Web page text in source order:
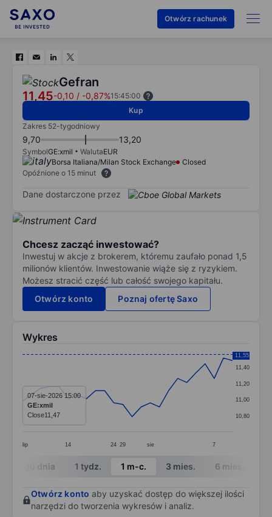
Otwórz rachunek
Gefran
11,45-0,10 / -0,87%15:45:00
Kup
Zakres 52-tygodniowy
9,70 13,20
SymbolGE:xmil WalutaEUR
Borsa Italiana/Milan Stock Exchange
Closed
Opóźnione o 15 minut
Dane dostarczone przez
Chcesz zacząć inwestować?
Inwestuj w akcje z brokerem, któremu zaufało ponad 1,5
milionów klientów. Inwestowanie wiąże się z ryzykiem.
Możesz stracić część lub całość swojego kapitału.
Otwórz konto
Poznaj ofertę Saxo
Wykres
The chart has 1 X axis displaying categories.
The chart has 1 Y axis displaying values. Data ranges
lip 14 24 29 sie 7
10,80
11,00
11,20
11,40
11,55
07-sie-2026 15:00
GE:xmil
Close11,47
End of interactive chart.
W ciągu dnia 1 tydz. 1 m-c. 3 mies. 6 mies.
Otwórz konto aby uzyskać dostęp do większej ilości
narzędzi do tworzenia wykresów i analiz.